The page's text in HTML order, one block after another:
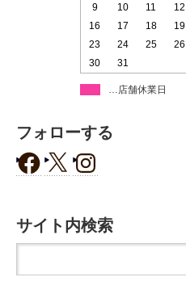
9
10 11 12
16
17 18 19
23
24 25 26
30
31
…店舗休業日
フォローする
サイト内検索